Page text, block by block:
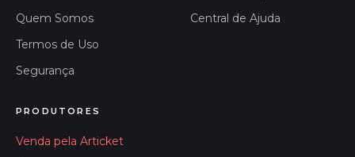
Quem Somos
Termos de Uso
Segurança
Central de Ajuda
PRODUTORES
Venda pela Articket